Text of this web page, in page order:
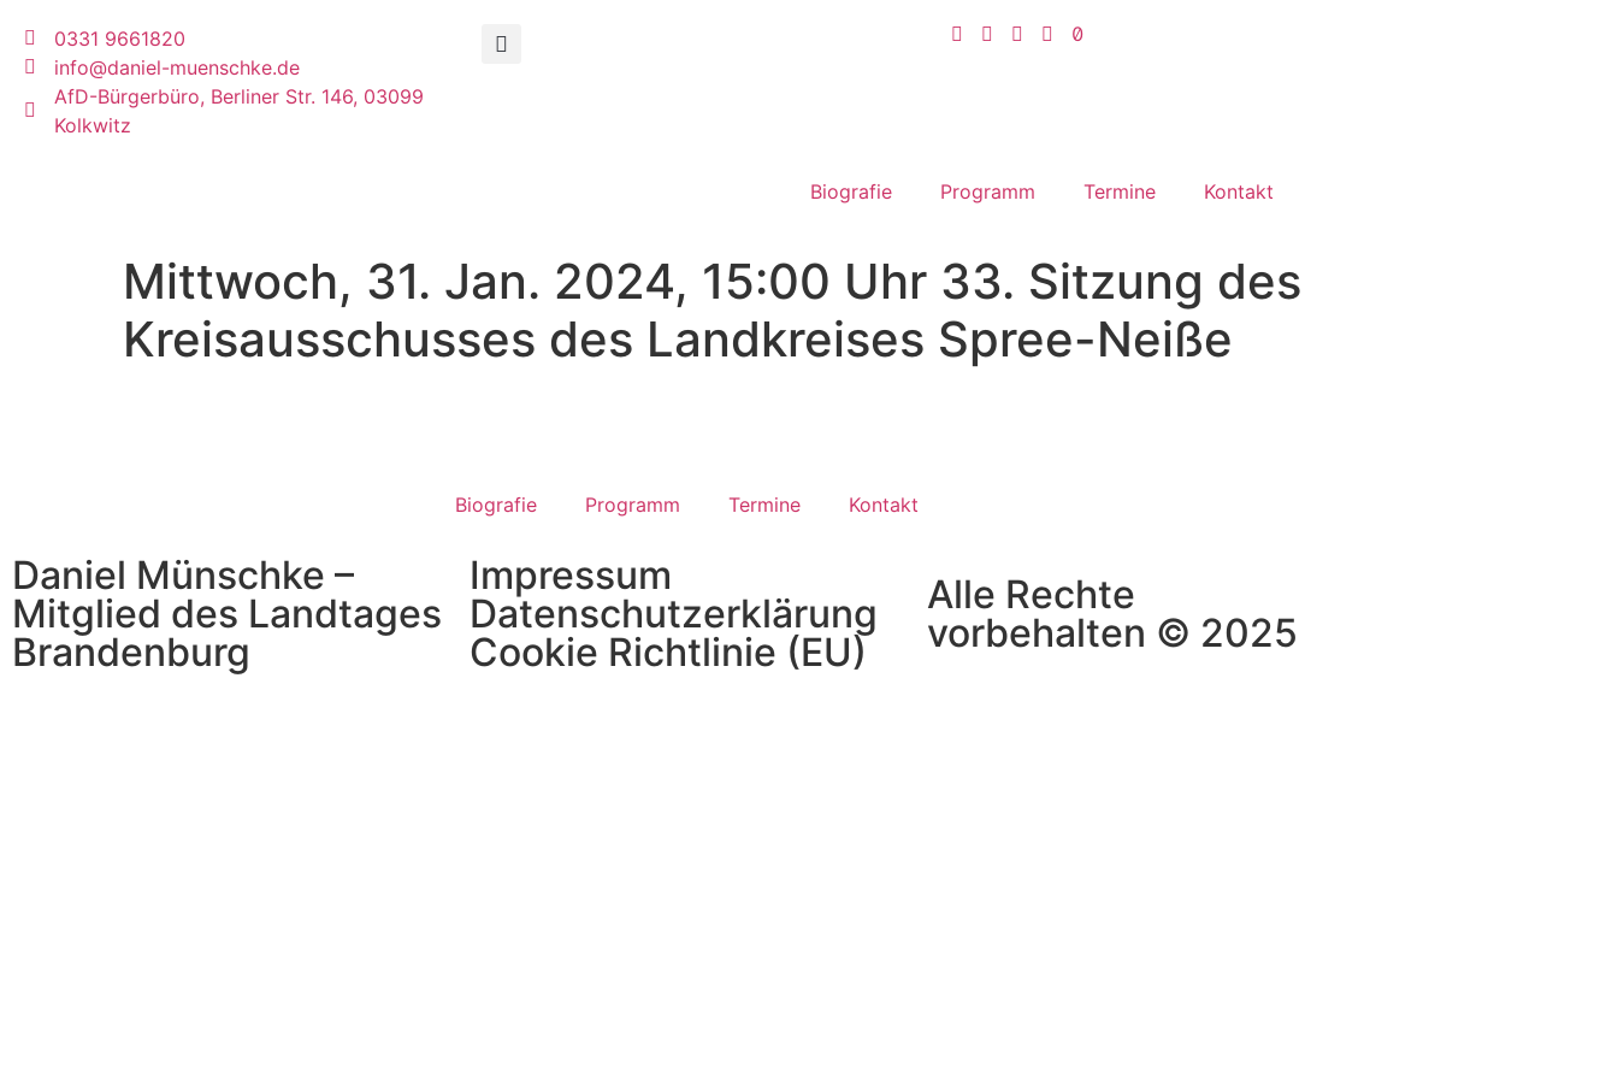
0331 9661820
info@daniel-muenschke.de
AfD-Bürgerbüro, Berliner Str. 146, 03099
Kolkwitz
Biografie Programm Termine Kontakt
Mittwoch, 31. Jan. 2024, 15:00 Uhr 33. Sitzung des
Kreisausschusses des Landkreises Spree-Neiße
Biografie Programm Termine Kontakt
Daniel Münschke –
Mitglied des Landtages
Brandenburg
Impressum
Datenschutzerklärung
Cookie Richtlinie (EU)
Alle Rechte
vorbehalten © 2025